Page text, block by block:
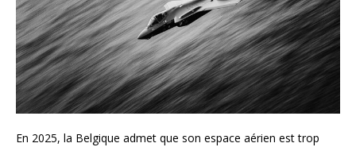
En 2025, la Belgique admet que son espace aérien est trop